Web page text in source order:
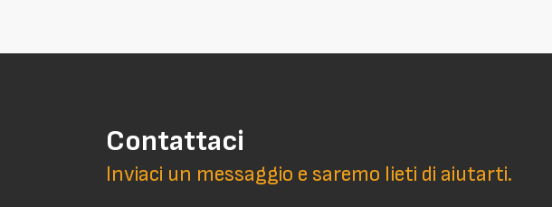
Contattaci
Inviaci un messaggio e saremo lieti di aiutarti.